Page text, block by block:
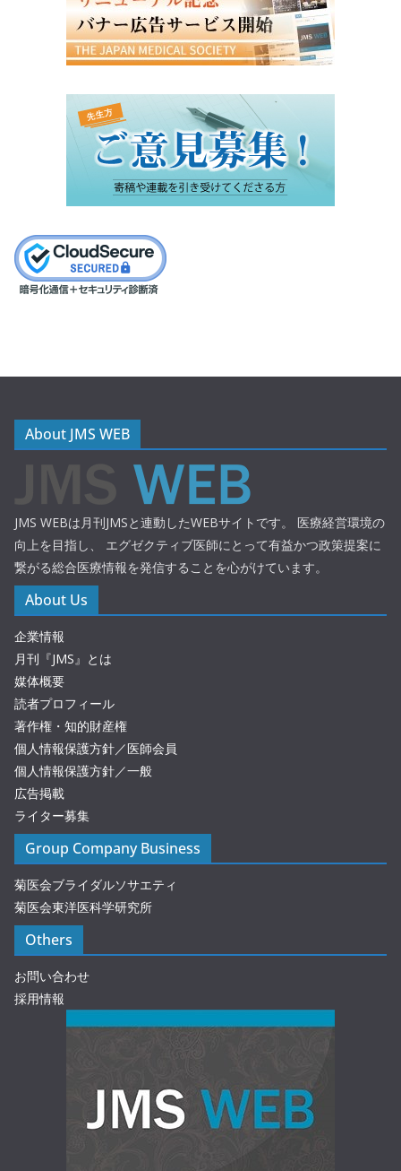
About JMS WEB
JMS WEBは月刊JMSと連動したWEBサイトです。 医療経営環境の
向上を目指し、 エグゼクティブ医師にとって有益かつ政策提案に
繋がる総合医療情報を発信することを心がけています。
About Us
企業情報
月刊『JMS』とは
媒体概要
読者プロフィール
著作権・知的財産権
個人情報保護方針／医師会員
個人情報保護方針／一般
広告掲載
ライター募集
Group Company Business
菊医会ブライダルソサエティ
菊医会東洋医科学研究所
Others
お問い合わせ
採用情報